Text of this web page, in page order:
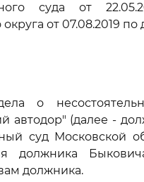
суда от
от 07.08.2019 по
о
автодор" (далее -
суд Московской
должника
должника.